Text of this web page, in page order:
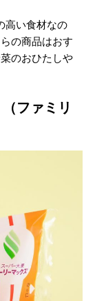
高い食材なの
の商品はおす
のおひたしや
ファミリ